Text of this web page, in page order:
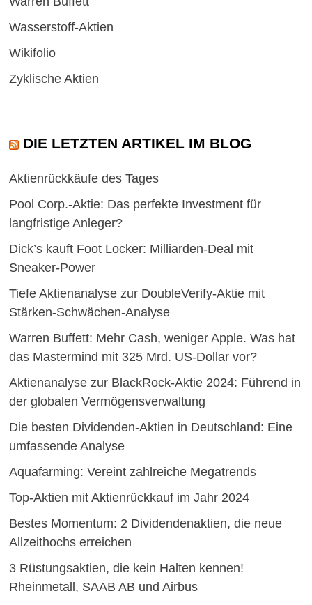
Wasserstoff-Aktien
Wikifolio
Zyklische Aktien
DIE LETZTEN ARTIKEL IM BLOG
Aktienrückkäufe des Tages
Pool Corp.-Aktie: Das perfekte Investment für
langfristige Anleger?
Dick’s kauft Foot Locker: Milliarden-Deal mit
Sneaker-Power
Tiefe Aktienanalyse zur DoubleVerify-Aktie mit
Stärken-Schwächen-Analyse
Warren Buffett: Mehr Cash, weniger Apple. Was hat
das Mastermind mit 325 Mrd. US-Dollar vor?
Aktienanalyse zur BlackRock-Aktie 2024: Führend in
der globalen Vermögensverwaltung
Die besten Dividenden-Aktien in Deutschland: Eine
umfassende Analyse
Aquafarming: Vereint zahlreiche Megatrends
Top-Aktien mit Aktienrückkauf im Jahr 2024
Bestes Momentum: 2 Dividendenaktien, die neue
Allzeithochs erreichen
3 Rüstungsaktien, die kein Halten kennen!
Rheinmetall, SAAB AB und Airbus